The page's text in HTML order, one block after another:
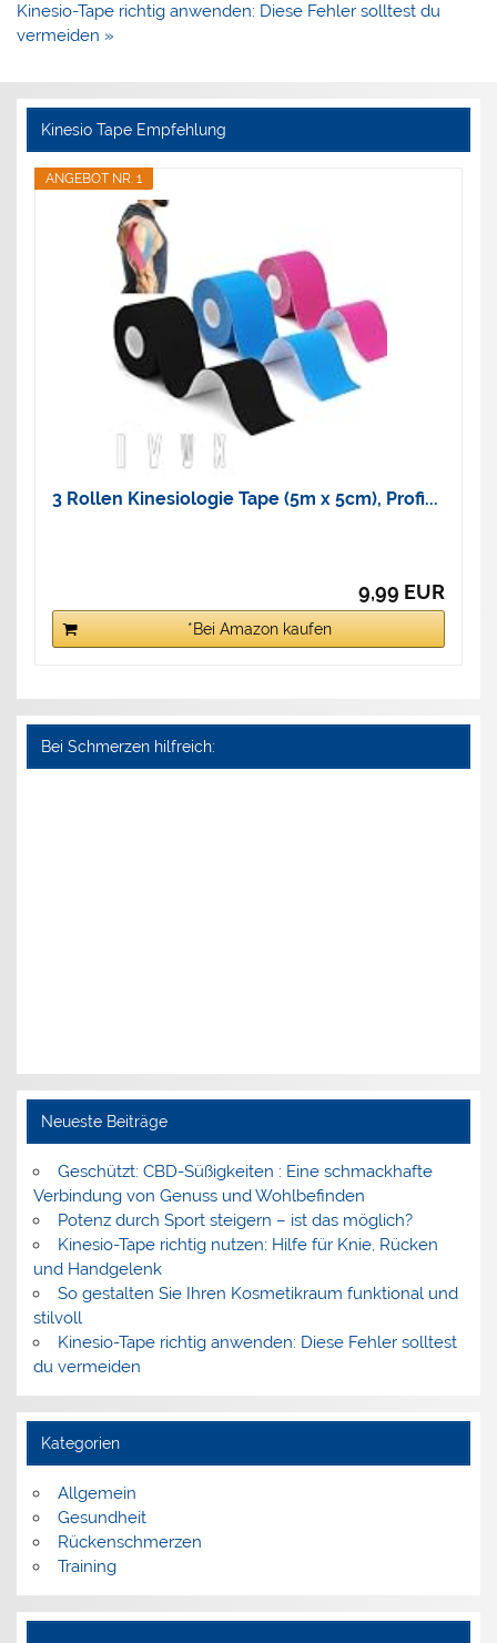
Kinesio-Tape richtig anwenden: Diese Fehler solltest du
vermeiden »
Kinesio Tape Empfehlung
ANGEBOT NR. 1
3 Rollen Kinesiologie Tape (5m x 5cm), Profi...
9,99 EUR
*Bei Amazon kaufen
Bei Schmerzen hilfreich:
Neueste Beiträge
Geschützt: CBD-Süßigkeiten : Eine schmackhafte
Verbindung von Genuss und Wohlbefinden
Potenz durch Sport steigern – ist das möglich?
Kinesio-Tape richtig nutzen: Hilfe für Knie, Rücken
und Handgelenk
So gestalten Sie Ihren Kosmetikraum funktional und
stilvoll
Kinesio-Tape richtig anwenden: Diese Fehler solltest
du vermeiden
Kategorien
Allgemein
Gesundheit
Rückenschmerzen
Training